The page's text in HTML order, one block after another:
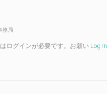
務局
ログインが必要です。お願い Log In